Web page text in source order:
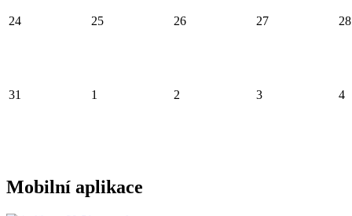
24 25 26 27 28
31 1 2 3 4
Mobilní aplikace